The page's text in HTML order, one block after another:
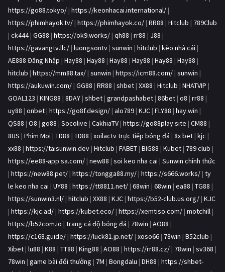
https://go88.tokyo/ | https://keonhacai.international/ |
https://phimhayok.tv/ | https://phimhayok.co/ | RR88 | Hitclub | 789Club
| ck444| GG88 | https://ok9.works/ | qh88 | rr88 | J88 |
https://gavangtv.llc/ | luongsontv | sunwin | hitclub | kèo nhà cái |
AE888 Đăng Nhập | Hay88 | Hay88 | Hay88 | Hay88 | Hay88 | Hay88 |
hitclub | https://mm88.tax/ | sunwin | https://icm88.com/ | sunwin |
https://aukuwin.com/ | GG88 | RR88 | shbet | XX88 | Hitclub | NHATVIP |
GOAL123 | KING88 | 8DAY | shbet | grandpashabet | 86bet | o8 | rr88 |
uy88 | onbet | https://go8f.design/ | alo789 | KJC | FLY88 | hay.win |
QS88 | O8 | go88 | Socolive | CakhiaTV | https://go88play.site | CM88 |
8US | Phim Moi | TD88 | TD88 | xoilactv trực tiếp bóng đá | 8x bet | kjc |
xx88 | https://taisunwin.dev | Hitclub | FABET | BIG88 | Kubet | 789 club |
https://ee88-app.sa.com/ | new88 | soi keo nha cai | Sunwin chính thức
| https://new88.pet/ | https://tongga88.my/ | https://s666.works/ | ty
le keo nha cai | UY88 | https://tt8811.net/ | 68win | 68win | ea88 | TG88 |
https://sunwin3.nl/ | hitclub | XX88 | KJC | https://b52-club.us.org/ | KJC
| https://kjc.ad/ | https://kubet.eco/ | https://xemtiso.com/ | motchill |
https://b52com.io | trang cá độ bóng đá | 78win | AO88 |
https://c168.guide/ | https://luck81.jp.net/ | xoso66 | 78win | B52club |
Xibet | lu88 | K88 | TT88 | King88 | AO88 | https://rr88.cz/ | 78win | sv368 |
78win | game bài đổi thưởng | 7M | Bongdalu | DH88 | https://shbet-